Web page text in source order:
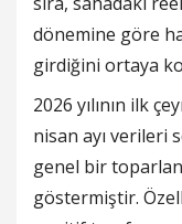
dönemine göre
girdiğini ortaya
2026 yılının ilk
nisan ayı verileri
genel bir
göstermiştir.